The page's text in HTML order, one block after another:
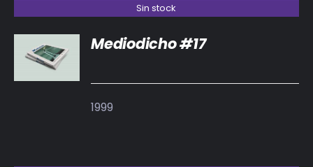
Sin stock
DETALLES
Mediodicho #17
1999